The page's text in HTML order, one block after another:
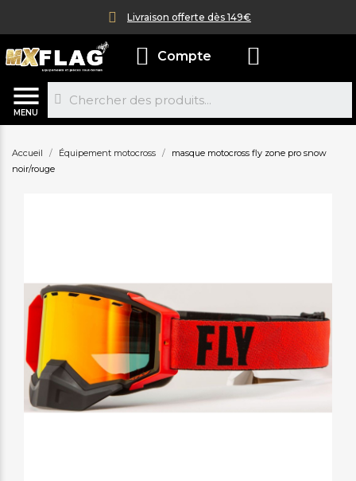
Livraison offerte dès 149€
MENU
Compte
Accueil Équipement motocross
masque motocross fly zone pro snow
noir/rouge